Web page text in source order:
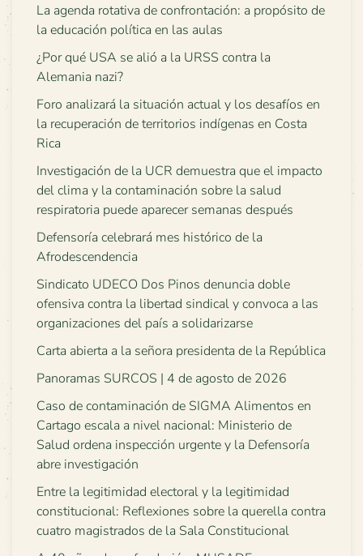
La agenda rotativa de confrontación: a propósito de
la educación política en las aulas
¿Por qué USA se alió a la URSS contra la
Alemania nazi?
Foro analizará la situación actual y los desafíos en
la recuperación de territorios indígenas en Costa
Rica
Investigación de la UCR demuestra que el impacto
del clima y la contaminación sobre la salud
respiratoria puede aparecer semanas después
Defensoría celebrará mes histórico de la
Afrodescendencia
Sindicato UDECO Dos Pinos denuncia doble
ofensiva contra la libertad sindical y convoca a las
organizaciones del país a solidarizarse
Carta abierta a la señora presidenta de la República
Panoramas SURCOS | 4 de agosto de 2026
Caso de contaminación de SIGMA Alimentos en
Cartago escala a nivel nacional: Ministerio de
Salud ordena inspección urgente y la Defensoría
abre investigación
Entre la legitimidad electoral y la legitimidad
constitucional: Reflexiones sobre la querella contra
cuatro magistrados de la Sala Constitucional